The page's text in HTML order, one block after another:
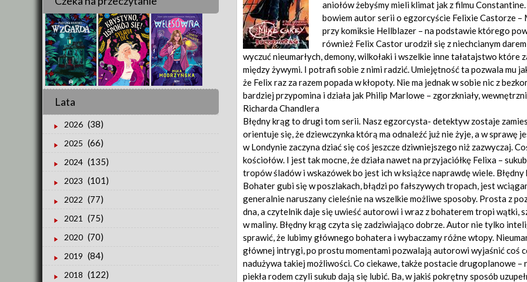
aniołów żebyśmy mieli klimat jak z filmu
bowiem autor serii o egzorcyście Felixie Castorze –
przy komiksie Hellblazer – na podstawie którego
również Felix Castor urodził się z niechcianym
wyczuć nieumarłych, demony, wilkołaki i wszelkie inne tałatajstwo które
między żywymi. I potrafi sobie z nimi radzić. Umiejętność ta pozwala mu
że Felix raz za razem popada w kłopoty. Nie ma jednak w sobie nic z
bardziej przypomina i działa jak Philip Marlowe – zgorzkniały,
Richarda Chandlera
Błędny krąg to drugi tom serii. Nasz egzorcysta- detektyw zostaje
orientuje się, że dziewczynka którą ma odnaleźć już nie żyje, a w sprawę
w Londynie zaczyna dziać się coś jeszcze dziwniejszego niż zazwyczaj.
kościołów. I jest tak mocne, że działa nawet na przyjaciółkę Felixa –
tropów śladów i wskazówek bo jest ich w książce naprawdę wiele.
Bohater gubi się w poszlakach, błądzi po fałszywych tropach, jest
generalnie naruszany cieleśnie na wszelkie możliwe sposoby. Prosta z
dna, a czytelnik daje się uwieść autorowi i wraz z bohaterem tropi wątki,
w maliny. Błędny krąg czyta się zadziwiająco dobrze. Autor nie tylko
sprawić, że lubimy głównego bohatera i wybaczamy różne wtopy.
głównej intrygi, po prostu momentami pozwalają autorowi wyjaśnić coś
nadużywa takiej możliwości. Co ciekawe, także postacie drugoplanowe –
piekła rodem czyli sukub dają się lubić. Ba, w jakiś pokrętny sposób
Lata
2026 (38)
2025 (66)
2024 (135)
2023 (101)
2022 (77)
2021 (75)
2020 (70)
2019 (84)
2018 (122)